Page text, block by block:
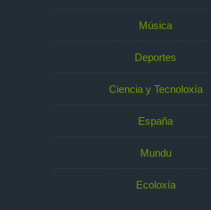
Música
Deportes
Ciencia y Tecnoloxía
España
Mundu
Ecoloxía